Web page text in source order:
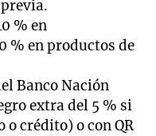
% en
% en productos de
Banco Nación
extra del 5 % si
o crédito) o con QR